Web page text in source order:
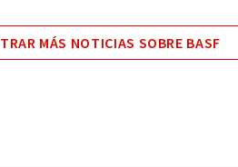
MÁS NOTICIAS SOBRE BASF